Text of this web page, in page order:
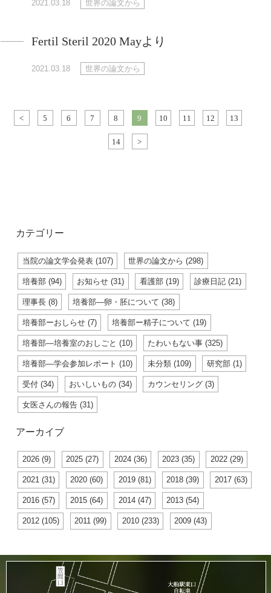
2021.03.18 世界の論文から
Fertil Steril 2020 Mayより
2021.03.18 世界の論文から
< 5 6 7 8 9 10 11 12 13
14 >
カテゴリー
当院の論文学会発表 (107) 世界の論文から (298)
培養部 (94) お知らせ (31) 看護部 (19) 診療日記 (21)
理事長 (8) 培養部―卵・胚について (38)
培養部ーおしらせ (7) 培養部ー精子について (19)
培養部―培養室のおしごと (10) たわいもない事 (325)
培養部―学会参加レポート (10) 未分類 (109) 研究部 (1)
受付 (34) おいしいもの (34) カウンセリング (3)
女医さんの報告 (31)
アーカイブ
2026 (9) 2025 (27) 2024 (36) 2023 (35) 2022 (29)
2021 (31) 2020 (60) 2019 (81) 2018 (39) 2017 (63)
2016 (57) 2015 (64) 2014 (47) 2013 (54)
2012 (105) 2011 (99) 2010 (233) 2009 (43)